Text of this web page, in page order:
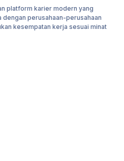
platform karier modern yang
perusahaan-perusahaan
kesempatan kerja sesuai minat